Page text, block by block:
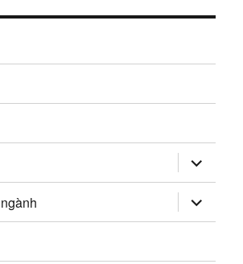
mở
rộng
trình
đơn
con
mở
rộng
trình